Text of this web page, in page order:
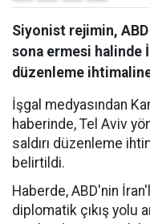
Siyonist rejimin, ABD
sona ermesi halinde
düzenleme
İşgal medyasından
haberinde, Tel Aviv
saldırı düzenleme
belirtildi.
Haberde, ABD'nin
diplomatik çıkış yolu